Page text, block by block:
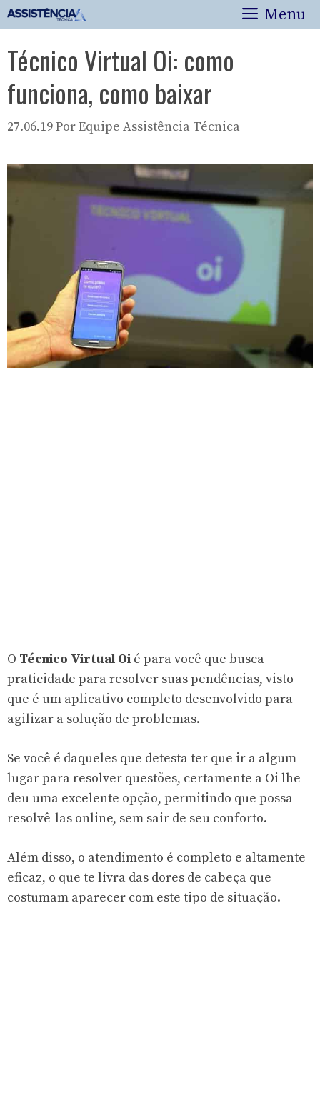
Pular
para
conteúdo
Menu
Técnico Virtual Oi: como
funciona, como baixar
27.06.19PorEquipe Assistência Técnica
O Técnico Virtual Oi é para você que busca
praticidade para resolver suas pendências, visto
que é um aplicativo completo desenvolvido para
agilizar a solução de problemas.
Se você é daqueles que detesta ter que ir a algum
lugar para resolver questões, certamente a Oi lhe
deu uma excelente opção, permitindo que possa
resolvê-las online, sem sair de seu conforto.
Além disso, o atendimento é completo e altamente
eficaz, o que te livra das dores de cabeça que
costumam aparecer com este tipo de situação.